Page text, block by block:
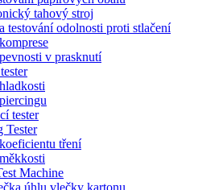
tahový stroj
testování odolnosti proti stlačení
v prasknutí
tester
Tester
tření
Machine
úhlu vlečky kartonu